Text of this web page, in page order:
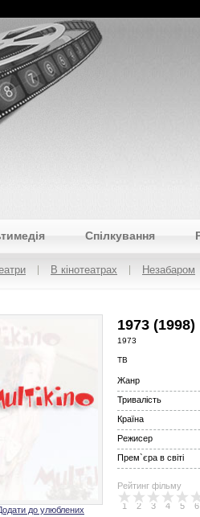
Спілкування
В кінотеатрах Незабаром
до улюблених
1973 (1998)
1973
ТВ
Жанр
Тривалість
Країна
Режисер
Прем`єра в світі
Рейтинг фільму
1 2 3 4 5 6